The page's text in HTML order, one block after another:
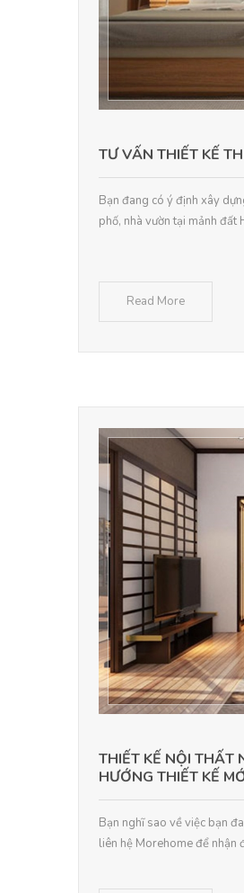
TƯ VẤN THIẾT KẾ
Bạn đang có ý định xây
phố, nhà vườn tại mảnh đất
Read More
THIẾT KẾ NỘI THẤT
HƯỚNG THIẾT KẾ
Bạn nghĩ sao về việc bạn
liên hệ Morehome để nhận